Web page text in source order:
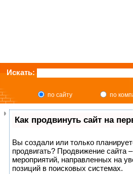
Искать:
по сайту по
Как продвинуть сайт на
Вы создали или только
продвигать? Продвижение сайта
мероприятий, направленных на
позиций в поисковых системах.